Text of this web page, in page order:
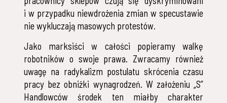
i w przypadku niewdrożenia zmian w specustawie
nie wykluczają masowych protestów.
Jako marksiści w całości popieramy walkę
robotników o swoje prawa. Zwracamy również
uwagę na radykalizm postulatu skrócenia czasu
pracy bez obniżki wynagrodzeń. W założeniu „S”
Handlowców środek ten miałby charakter